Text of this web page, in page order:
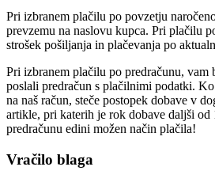
Pri izbranem plačilu po povzetju
prevzemu na naslovu kupca. Pri plačilu
strošek pošiljanja in plačevanja po
Pri izbranem plačilu po predračunu, vam
poslali predračun s plačilnimi podatki.
na naš račun, steče postopek dobave v
artikle, pri katerih je rok dobave daljši
predračunu edini možen način plačila!
Vračilo blaga